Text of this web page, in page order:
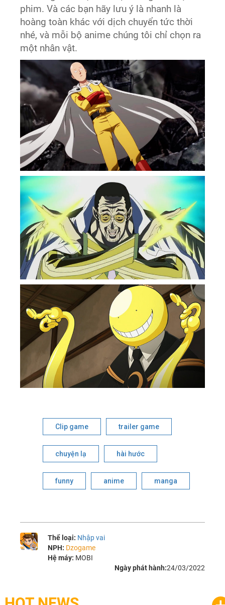
phim. Và các bạn hãy lưu ý là nhanh là
hoàng toàn khác với dịch chuyển tức thời
nhé, và mỗi bộ anime chúng tôi chỉ chọn ra
một nhân vật.
Clip game trailer game
chuyện lạ hài hước
funny anime manga
Thể loại: Nhập vai
NPH: Dzogame
Hệ máy: MOBI
Ngày phát hành:24/03/2022